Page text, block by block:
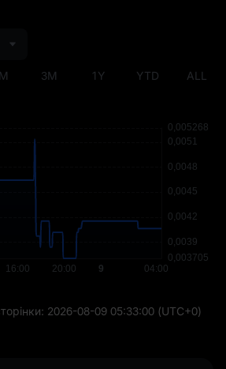
3M 1Y YTD ALL
2026-08-09 05:33:00 (UTC+0)